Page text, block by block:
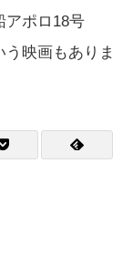
アポロ18号
映画もありま